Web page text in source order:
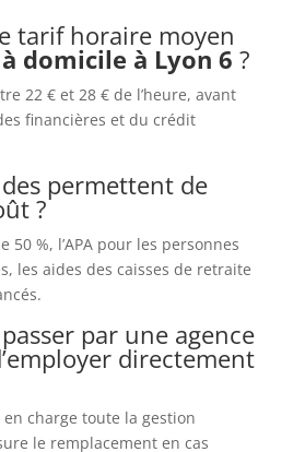
tarif horaire moyen
domicile à Lyon 6 ?
22 € et 28 € de l’heure, avant
financières et du crédit
permettent de
?
50 %, l’APA pour les personnes
les aides des caisses de retraite
par une agence
directement
charge toute la gestion
le remplacement en cas